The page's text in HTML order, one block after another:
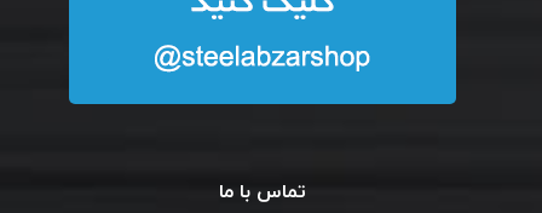
تماس با ما